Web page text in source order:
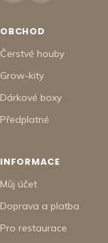
OBCHOD
Čerstvé houby
Grow-kity
Dárkové boxy
Předplatné
INFORMACE
Můj účet
Doprava a platba
Pro restaurace